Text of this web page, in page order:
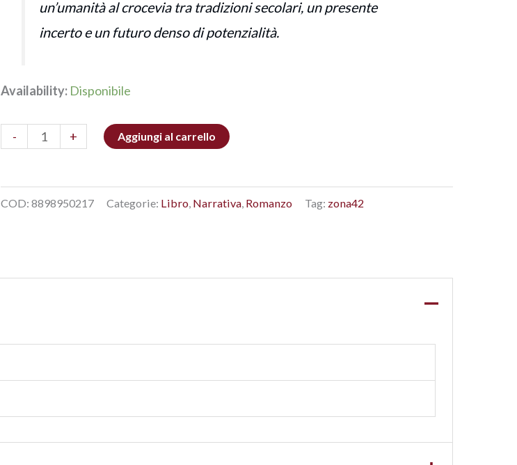
un’umanità al crocevia tra tradizioni secolari, un presente
incerto e un futuro denso di potenzialità.
Availability: Disponibile
- + Aggiungi al carrello
COD:8898950217 Categorie: Libro, Narrativa, Romanzo Tag: zona42